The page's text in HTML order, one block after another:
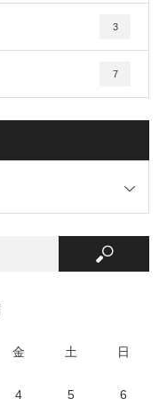
3
7
金 土 日
4 5 6